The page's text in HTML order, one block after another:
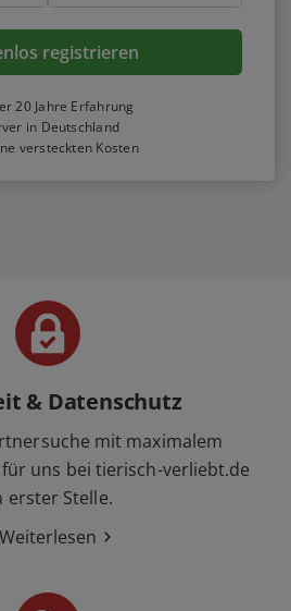
registrieren
20 Jahre Erfahrung
in Deutschland
versteckten Kosten
& Datenschutz
mit maximalem
uns bei tierisch-verliebt.de
erster Stelle.
Weiterlesen